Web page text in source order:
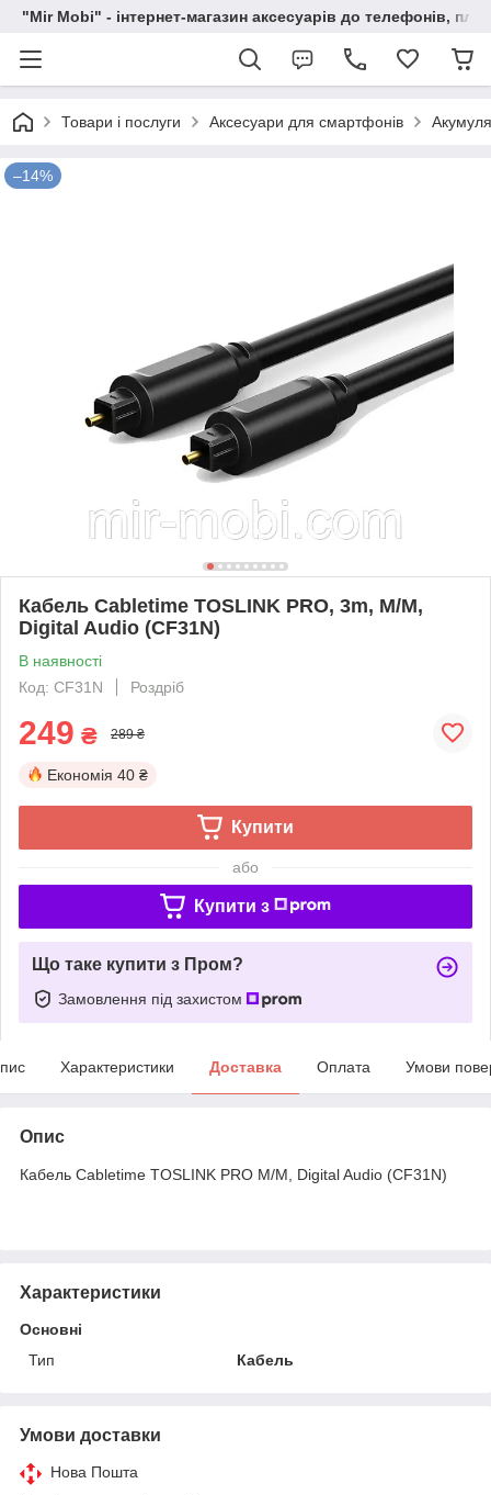
"Mir Mobi" - інтернет-магазин аксесуарів до телефонів,
Товари і послуги Аксесуари для смартфонів
–14%
Кабель Cabletime TOSLINK PRO, 3m, M/M,
Digital Audio (CF31N)
В наявності
Код: CF31N
Роздріб
249 ₴ 289 ₴
Економія 40 ₴
Купити
або
Купити з
Що таке купити з Пром?
Замовлення під захистом
Характеристики Доставка Оплата Умови
Опис
Кабель Cabletime TOSLINK PRO M/M, Digital Audio (CF31N)
Характеристики
Основні
Тип
Кабель
Умови доставки
Нова Пошта